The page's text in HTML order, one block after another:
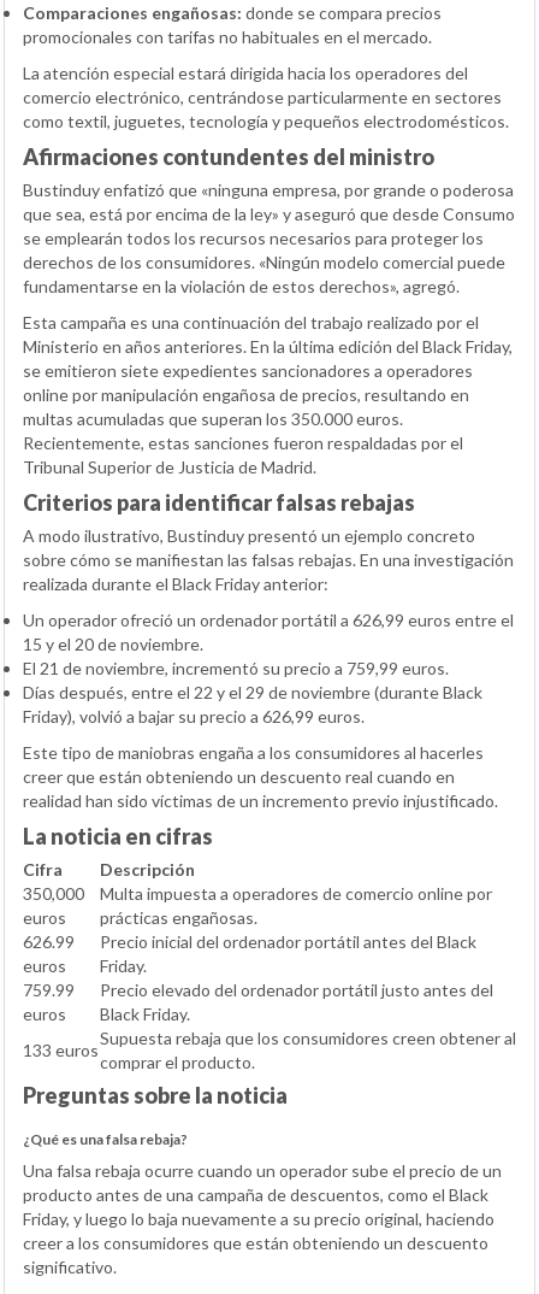
Comparaciones engañosas: donde se compara precios
promocionales con tarifas no habituales en el mercado.
La atención especial estará dirigida hacia los operadores del
comercio electrónico, centrándose particularmente en sectores
como textil, juguetes, tecnología y pequeños electrodomésticos.
Afirmaciones contundentes del ministro
Bustinduy enfatizó que «ninguna empresa, por grande o poderosa
que sea, está por encima de la ley» y aseguró que desde Consumo
se emplearán todos los recursos necesarios para proteger los
derechos de los consumidores. «Ningún modelo comercial puede
fundamentarse en la violación de estos derechos», agregó.
Esta campaña es una continuación del trabajo realizado por el
Ministerio en años anteriores. En la última edición del Black Friday,
se emitieron siete expedientes sancionadores a operadores
online por manipulación engañosa de precios, resultando en
multas acumuladas que superan los 350.000 euros.
Recientemente, estas sanciones fueron respaldadas por el
Tribunal Superior de Justicia de Madrid.
Criterios para identificar falsas rebajas
A modo ilustrativo, Bustinduy presentó un ejemplo concreto
sobre cómo se manifiestan las falsas rebajas. En una investigación
realizada durante el Black Friday anterior:
Un operador ofreció un ordenador portátil a 626,99 euros entre el
15 y el 20 de noviembre.
El 21 de noviembre, incrementó su precio a 759,99 euros.
Días después, entre el 22 y el 29 de noviembre (durante Black
Friday), volvió a bajar su precio a 626,99 euros.
Este tipo de maniobras engaña a los consumidores al hacerles
creer que están obteniendo un descuento real cuando en
realidad han sido víctimas de un incremento previo injustificado.
La noticia en cifras
Cifra
Descripción
350,000
euros
Multa impuesta a operadores de comercio online por
prácticas engañosas.
626.99
euros
Precio inicial del ordenador portátil antes del Black
Friday.
759.99
euros
Precio elevado del ordenador portátil justo antes del
Black Friday.
133 euros
Supuesta rebaja que los consumidores creen obtener al
comprar el producto.
Preguntas sobre la noticia
¿Qué es una falsa rebaja?
Una falsa rebaja ocurre cuando un operador sube el precio de un
producto antes de una campaña de descuentos, como el Black
Friday, y luego lo baja nuevamente a su precio original, haciendo
creer a los consumidores que están obteniendo un descuento
significativo.